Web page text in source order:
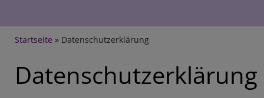
Breadcrumb
Startseite Datenschutzerklärung
Datenschutzerklärung